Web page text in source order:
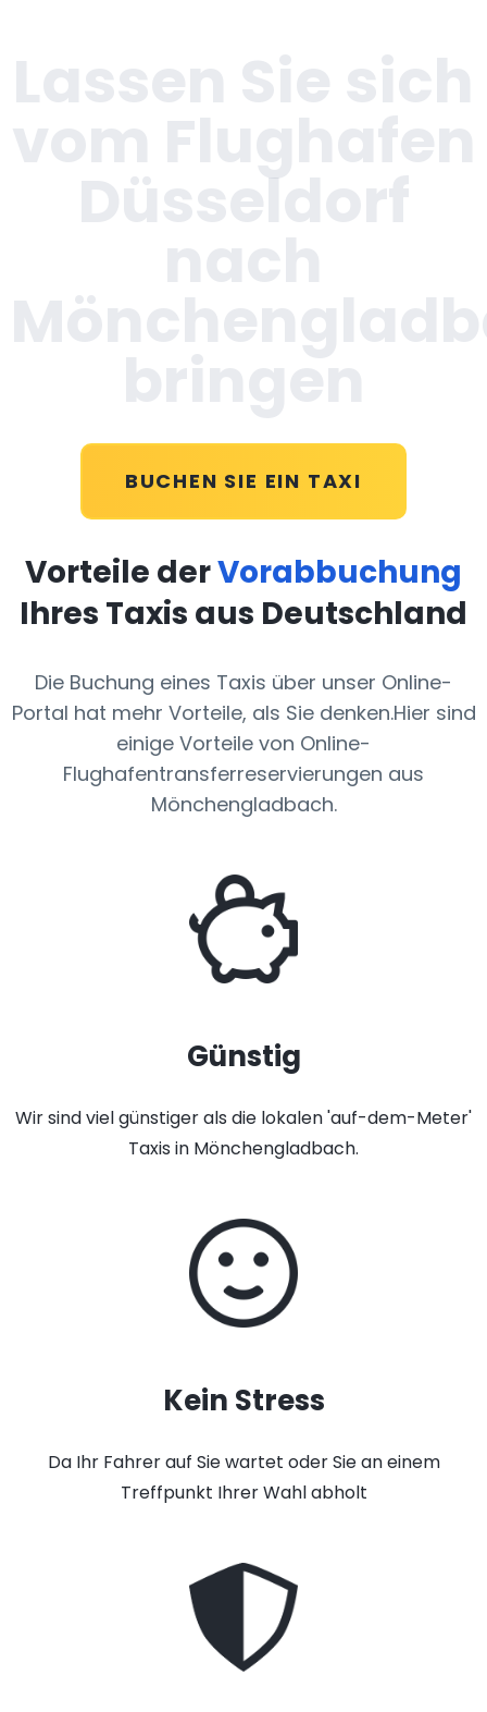
Düsseldorf
BUCHEN SIE EIN TAXI
Vorteile derVorabbuchung
Ihres Taxis aus Deutschland
Die Buchung eines Taxis über unser Online-
Portal hat mehr Vorteile, als Sie denken.Hier sind
einige Vorteile von Online-
Flughafentransferreservierungen aus
Mönchengladbach.
Günstig
Wir sind viel günstiger als die lokalen 'auf-dem-Meter'
Taxis in Mönchengladbach.
Kein Stress
Da Ihr Fahrer auf Sie wartet oder Sie an einem
Treffpunkt Ihrer Wahl abholt